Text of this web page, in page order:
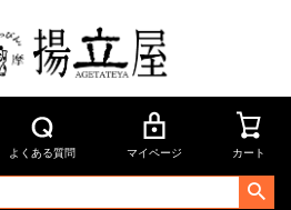
よくある質問 マイページ カート